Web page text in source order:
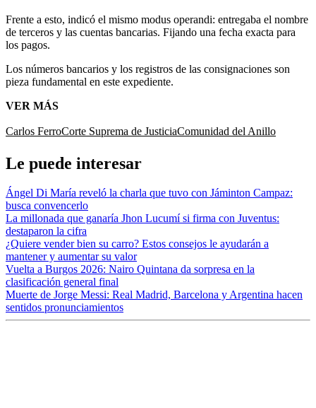
Frente a esto, indicó el mismo modus operandi: entregaba el nombre
de terceros y las cuentas bancarias. Fijando una fecha exacta para
los pagos.
Los números bancarios y los registros de las consignaciones son
pieza fundamental en este expediente.
VER MÁS
Carlos FerroCorte Suprema de JusticiaComunidad del Anillo
Le puede interesar
Ángel Di María reveló la charla que tuvo con Jáminton Campaz:
busca convencerlo
La millonada que ganaría Jhon Lucumí si firma con Juventus:
destaparon la cifra
¿Quiere vender bien su carro? Estos consejos le ayudarán a
mantener y aumentar su valor
Vuelta a Burgos 2026: Nairo Quintana da sorpresa en la
clasificación general final
Muerte de Jorge Messi: Real Madrid, Barcelona y Argentina hacen
sentidos pronunciamientos